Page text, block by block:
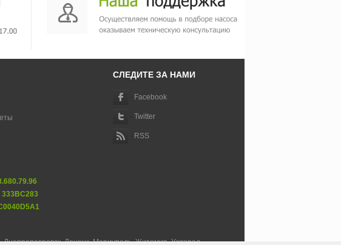
СЛЕДИТЕ ЗА НАМИ
Facebook
Twitter
RSS
333BC283
Днепропетровск, Донецк, Мариуполь, Житомир, Ужгород,